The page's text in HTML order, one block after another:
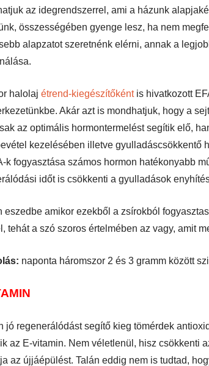
az idegrendszerrel, ami a házunk
összességében gyenge lesz, ha nem
alapzatot szeretnénk elérni, annak a
halolaj étrend-kiegészítőkéntis hivatkozott
Akár azt is mondhatjuk, hogy a
az optimális hormontermelést segítik elő,
kezelésében illetve gyulladáscsökkentő
k fogyasztása számos hormon hatékonyabb
időt is csökkenti a gyulladások
eszedbe amikor ezekből a zsírokból
tehát a szó szoros értelmében az vagy, amit
naponta háromszor 2 és 3 gramm között
jó regenerálódást segítő kieg tömérdek
az E-vitamin. Nem véletlenül, hisz csökkenti
az újjáépülést. Talán eddig nem is tudtad,